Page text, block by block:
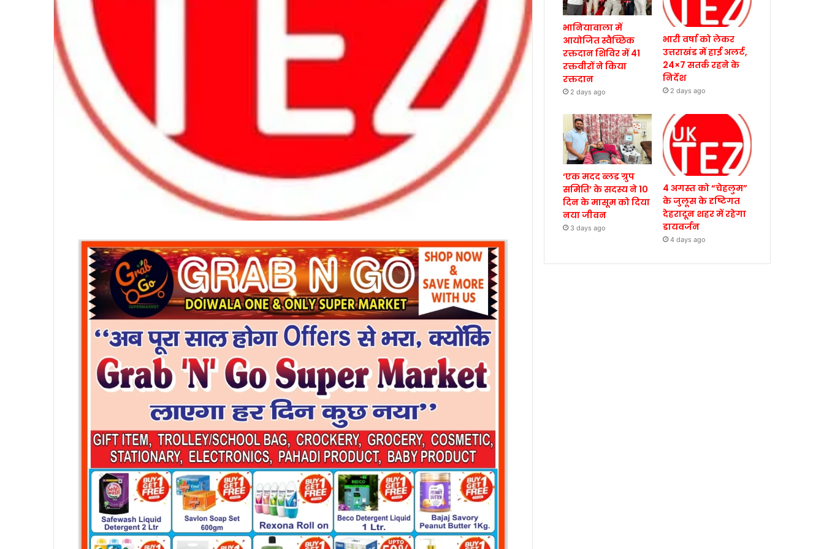
भानियावाला में
आयोजित स्वैच्छिक
रक्तदान शिविर में 41
रक्तवीरों ने किया
रक्तदान
2 days ago
भारी वर्षा को लेकर
उत्तराखंड में हाई अलर्ट,
24×7 सतर्क रहने के
निर्देश
2 days ago
‘एक मदद ब्लड ग्रुप
समिति’ के सदस्य ने 10
दिन के मासूम को दिया
नया जीवन
3 days ago
4 अगस्त को “चेहलुम”
के जुलूस के दृष्टिगत
देहरादून शहर में रहेगा
डायवर्जन
4 days ago